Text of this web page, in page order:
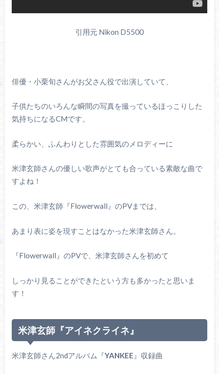
引用元 Nikon D5500
俳優・小栗旬さんがお父さん役で出演していて、
子供たちのいろんな瞬間の写真を撮っているほっこりした
気持ちになるCMです。
柔らかい、ふんわりとした雰囲気のメロディーに
米津玄師さんの優しい歌声がとても合っている素敵な曲で
すよね！
この、米津玄師『Flowerwall』のPVまでは、
あまり表に姿を現すことはなかった米津玄師さん。
『Flowerwall』のPVで、米津玄師さんを初めて
しっかり見ることができたという方も多かったと思いま
す！
米津玄師『アイネクライネ』
米津玄師さん2ndアルバム『YANKEE 』収録曲